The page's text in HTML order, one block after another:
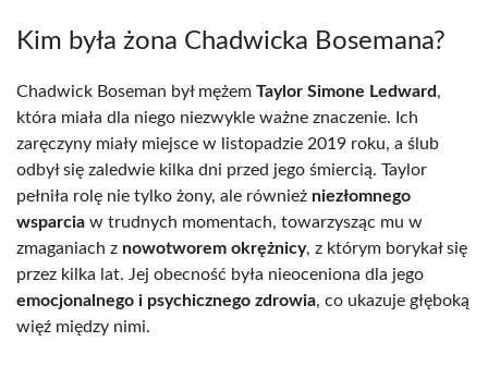
Kim była żona Chadwicka Bosemana?
Chadwick Boseman był mężem Taylor Simone Ledward,
która miała dla niego niezwykle ważne znaczenie. Ich
zaręczyny miały miejsce w listopadzie 2019 roku, a ślub
odbył się zaledwie kilka dni przed jego śmiercią. Taylor
pełniła rolę nie tylko żony, ale również niezłomnego
wsparcia w trudnych momentach, towarzysząc mu w
zmaganiach z nowotworem okrężnicy, z którym borykał się
przez kilka lat. Jej obecność była nieoceniona dla jego
emocjonalnego i psychicznego zdrowia, co ukazuje głęboką
więź między nimi.